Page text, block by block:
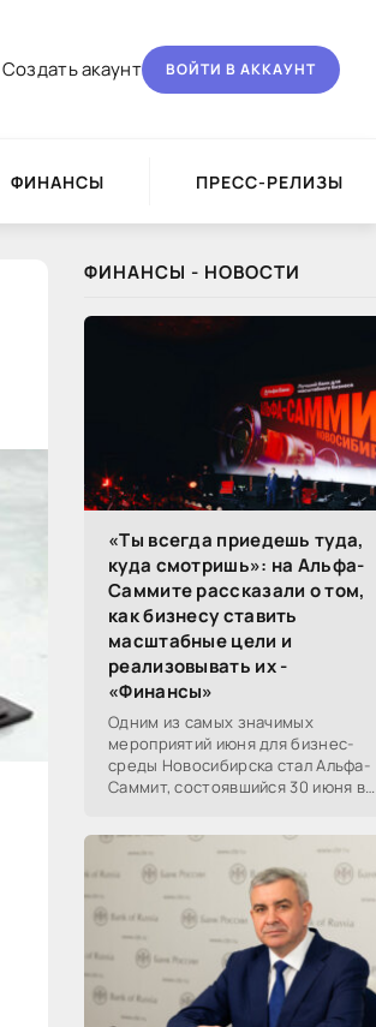
Создать акаунт ВОЙТИ В АККАУНТ
ФИНАНСЫ ПРЕСС-РЕЛИЗЫ
ФИНАНСЫ - НОВОСТИ
«Ты всегда приедешь туда,
куда смотришь»: на Альфа-
Саммите рассказали о том,
как бизнесу ставить
масштабные цели и
реализовывать их -
«Финансы»
Одним из самых значимых
мероприятий июня для бизнес-
среды Новосибирска стал Альфа-
Саммит, состоявшийся 30 июня в
«Победа». Его участниками
выступили эксперты,